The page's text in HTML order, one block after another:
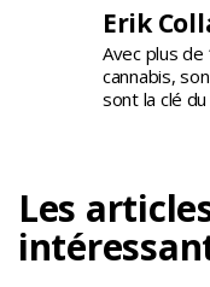
Erik
Avec plus
cannabis,
sont la clé
Les